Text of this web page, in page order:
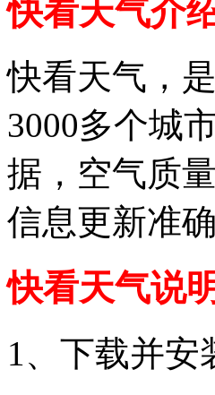
快看天气介
快看天气，
3000多个城
据，空气质
信息更新准
快看天气说
1、下载并安